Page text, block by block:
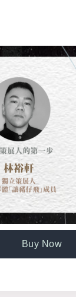
Buy Now